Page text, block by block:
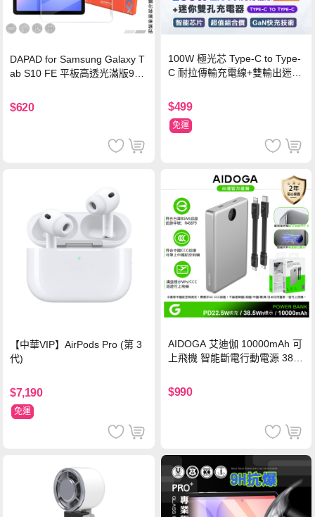
DAPAD for Samsung Galaxy T
ab S10 FE 平板高透光滿版9H
$620
100W 極光芯 Type-C to Type-
C 耐拉傳輸充電線+雙輸出迷你
$499
免運
【中華VIP】AirPods Pro (第 3
代)
$7,190
免運
AIDOGA 艾迪伽 10000mAh 可
上飛機 智能斷電行動電源 38.5
灣BSMI/中國CCC/歐美CE/FCC
認證
$990